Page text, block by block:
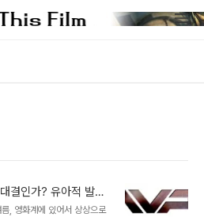
결인가? 유아적 발상
, 영화계에 있어서 상상으로